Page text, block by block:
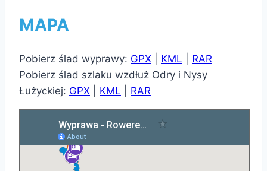
MAPA
Pobierz ślad wyprawy: GPX KML
RAR
Pobierz ślad szlaku wzdłuż Odry i Nysy
Łużyckiej: GPX KML RAR